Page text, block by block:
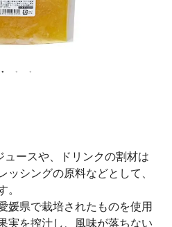
ースや、ドリンクの割材は
ッシングの原料などとして、
。
媛県で栽培されたものを使用
実を搾汁し、風味が落ちない